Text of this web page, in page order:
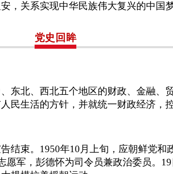
，关系实现中华民族伟大复兴的中国
党史回眸
东北、西北五个地区的财政、金融、
民生活的方针，并就统一财政经济，
结束。1950年10月上旬，应朝鲜党和
军，彭德怀为司令员兼政治委员。